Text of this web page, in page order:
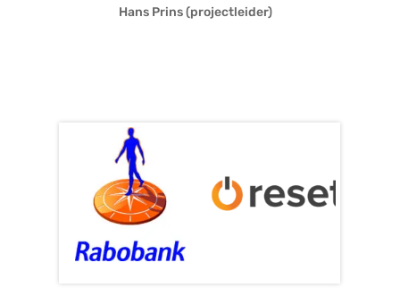
Hans Prins (projectleider)